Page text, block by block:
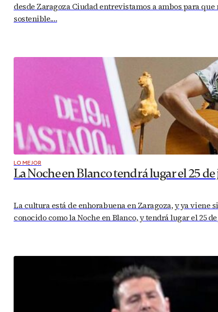
desde Zaragoza Ciudad entrevistamos a ambos para
sostenible.…
LO MEJOR
La Noche en Blanco tendrá lugar el 25
La cultura está de enhorabuena en Zaragoza, y ya viene
conocido como la Noche en Blanco, y tendrá lugar el 25